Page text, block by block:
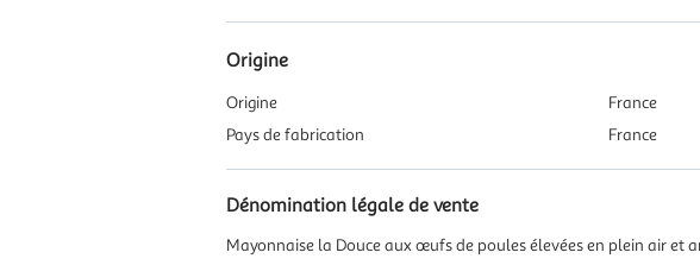
Origine
Origine
France
Pays de fabrication
France
Dénomination légale de vente
Mayonnaise la Douce aux œufs de poules élevées en plein air et